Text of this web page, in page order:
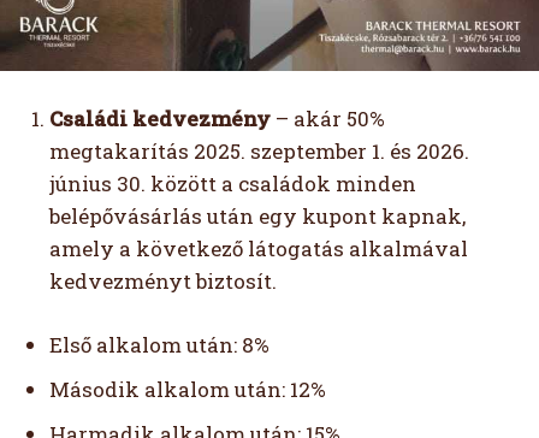
Családi kedvezmény – akár 50%
megtakarítás 2025. szeptember 1. és 2026.
június 30. között a családok minden
belépővásárlás után egy kupont kapnak,
amely a következő látogatás alkalmával
kedvezményt biztosít.
Első alkalom után: 8%
Második alkalom után: 12%